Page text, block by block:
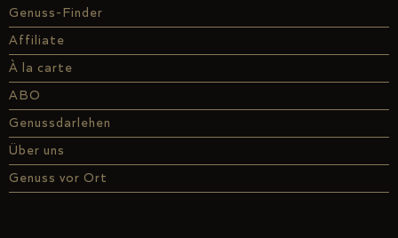
Genuss-Finder
Affiliate
À la carte
ABO
Genussdarlehen
Über uns
Genuss vor Ort